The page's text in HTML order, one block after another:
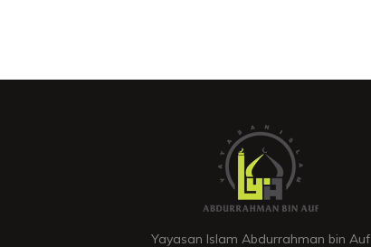
Yayasan Islam Abdurrahman bin Auf